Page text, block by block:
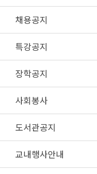
채용공지
특강공지
장학공지
사회봉사
도서관공지
교내행사안내